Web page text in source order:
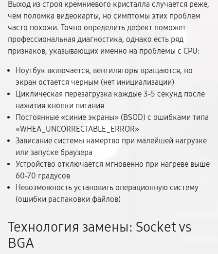
Выход из строя кремниевого кристалла случается реже,
чем поломка видеокарты, но симптомы этих проблем
часто похожи. Точно определить дефект поможет
профессиональная диагностика, однако есть ряд
признаков, указывающих именно на проблемы с CPU:
Ноутбук включается, вентиляторы вращаются, но
экран остается черным (нет инициализации)
Циклическая перезагрузка каждые 3-5 секунд после
нажатия кнопки питания
Постоянные «синие экраны» (BSOD) с ошибками типа
«WHEA_UNCORRECTABLE_ERROR»
Зависание системы намертво при малейшей нагрузке
или запуске браузера
Устройство отключается мгновенно при нагреве выше
60-70 градусов
Невозможность установить операционную систему
(ошибки распаковки файлов)
Технология замены: Socket vs
BGA